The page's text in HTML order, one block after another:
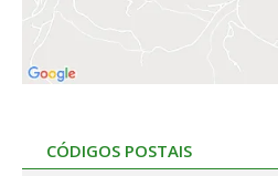
CÓDIGOS POSTAIS